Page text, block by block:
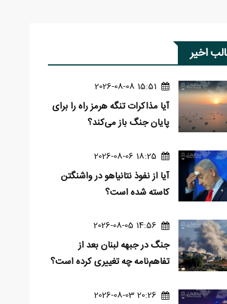
اخیر
15:51 2026-08-08
آیا مذاکرات تنگه هرمز راه را برای
پایان جنگ باز می‌کند؟
18:25 2026-08-06
آیا از نفوذ نتانیاهو در واشنگتن
کاسته شده است؟
14:56 2026-08-05
جنگ در جبهه لبنان بعد از
تفاهم‌نامه چه تغییری کرده است؟
20:26 2026-08-03